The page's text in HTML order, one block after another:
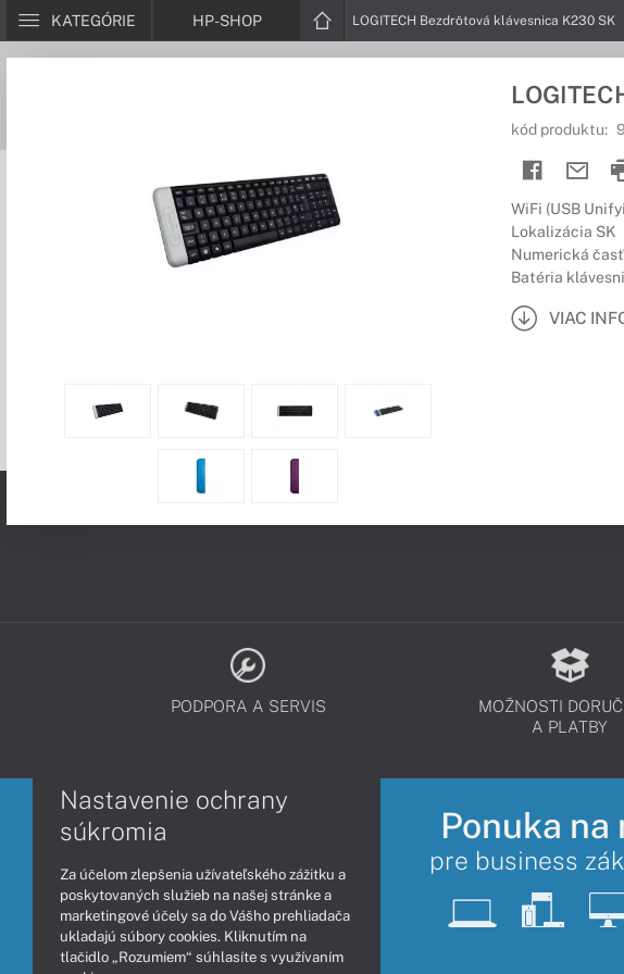
KATEGÓRIE HP-SHOP LOGITECH Bezdrôtová klávesnica K230 SK
kód produktu:
WiFi (USB
Lokalizácia SK
Numerická časť
Batéria
VIAC
PODPORA A SERVIS
MOŽNOSTI
A PLATBY
Ponuka na
pre business
Nastavenie ochrany
súkromia
Za účelom zlepšenia užívateľského zážitku a
poskytovaných služieb na našej stránke a
marketingové účely sa do Vášho prehliadača
ukladajú súbory cookies. Kliknutím na
tlačidlo „Rozumiem“ súhlasíte s využívaním